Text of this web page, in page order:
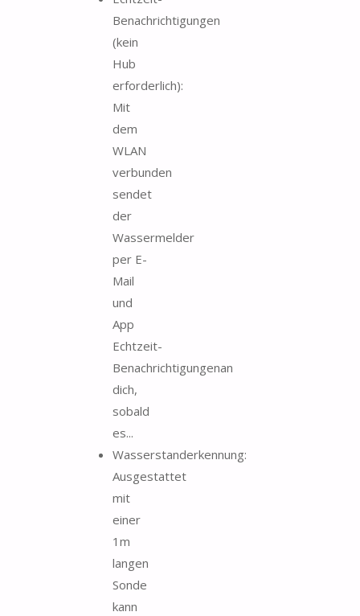
Benachrichtigungen
(kein
Hub
erforderlich):
Mit
dem
WLAN
verbunden
sendet
der
Wassermelder
per E-
Mail
und
App
Echtzeit-
Benachrichtigungenan
dich,
sobald
es...
Wasserstanderkennung:
Ausgestattet
mit
einer
1m
langen
Sonde
kann